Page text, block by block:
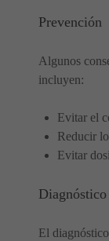
Prevención
Algunos
incluyen:
Evitar el
Reducir
Evitar
El